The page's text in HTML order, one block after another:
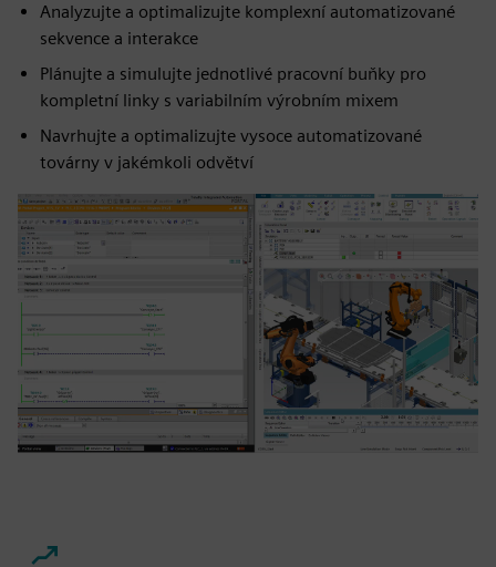
Analyzujte a optimalizujte komplexní automatizované
sekvence a interakce
Plánujte a simulujte jednotlivé pracovní buňky pro
kompletní linky s variabilním výrobním mixem
Navrhujte a optimalizujte vysoce automatizované
továrny v jakémkoli odvětví